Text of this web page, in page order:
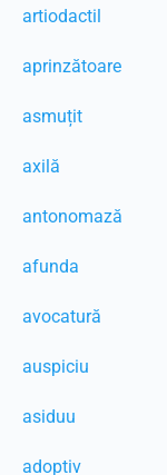
artiodactil
aprinzătoare
asmuțit
axilă
antonomază
afunda
avocatură
auspiciu
asiduu
adoptiv